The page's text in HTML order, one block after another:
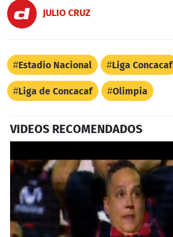
JULIO CRUZ
Estadio Nacional Liga Concacaf
Liga de Concacaf Olimpia
VIDEOS RECOMENDADOS